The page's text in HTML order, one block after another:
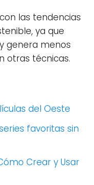
las tendencias
ya que
genera menos
otras técnicas.
del Oeste
favoritas sin
Crear y Usar